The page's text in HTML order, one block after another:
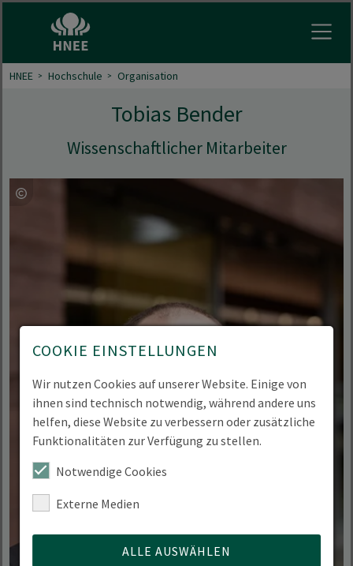
HNEE Hochschule Organisation
Tobias Bender
Wissenschaftlicher Mitarbeiter
COOKIE EINSTELLUNGEN
Wir nutzen Cookies auf unserer Website. Einige von
ihnen sind technisch notwendig, während andere uns
helfen, diese Website zu verbessern oder zusätzliche
Funktionalitäten zur Verfügung zu stellen.
Notwendige Cookies
Externe Medien
ALLE AUSWÄHLEN